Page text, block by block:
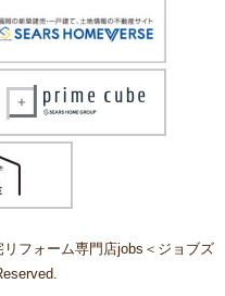
フォーム専門店jobs＜ジョブズ